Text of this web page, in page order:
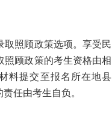
照顾政策选项。享受民
照顾政策的考生资格由相
料提交至报名所在地县
任由考生自负。